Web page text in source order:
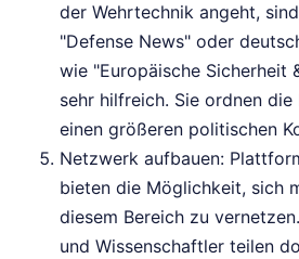
der Wehrtechnik angeht,
"Defense News" oder
wie "Europäische Sicherheit
sehr hilfreich. Sie ordnen
einen größeren politischen
Netzwerk aufbauen:
bieten die Möglichkeit, sich
diesem Bereich zu
und Wissenschaftler teilen